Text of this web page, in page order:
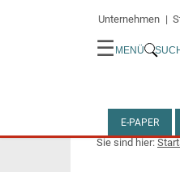
Unternehmen
☰ MENÜ
E-PAPER